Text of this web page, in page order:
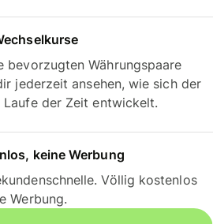
bevorzugten Währungspaare
jederzeit ansehen, wie sich der
Laufe der Zeit entwickelt.
keine Werbung
Völlig kostenlos
Werbung.